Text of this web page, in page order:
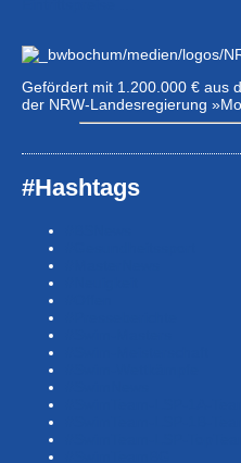
Gefördert mit 1.200.000 € aus
der NRW-Landesregierung
#Hashtags